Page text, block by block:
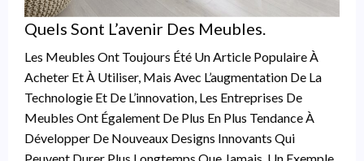
Quels Sont L’avenir Des Meubles.
Les Meubles Ont Toujours Été Un Article Populaire À
Acheter Et À Utiliser, Mais Avec L’augmentation De La
Technologie Et De L’innovation, Les Entreprises De
Meubles Ont Également De Plus En Plus Tendance À
Développer De Nouveaux Designs Innovants Qui